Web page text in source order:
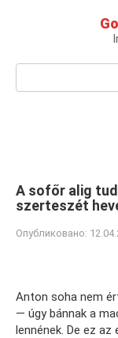
Поиск:
A sofőr alig
szerteszét
Опубликовано:
Anton soha nem
— úgy bánnak a
lennének. De ez